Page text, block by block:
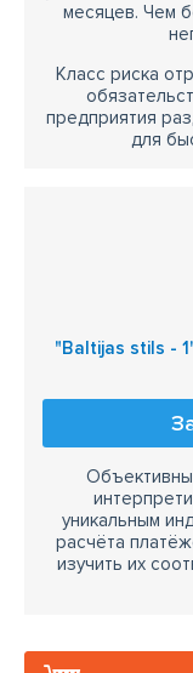
месяцев. Чем
Класс риска
предприятия
для
"Baltijas stils -
уникальным
расчёта
изучить их